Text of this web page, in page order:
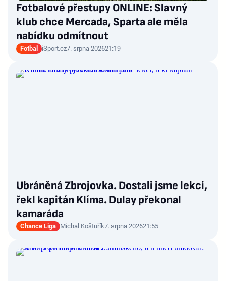
Fotbalové přestupy ONLINE: Slavný
klub chce Mercada, Sparta ale měla
nabídku odmítnout
Fotbal iSport.cz7. srpna 202621:19
Ubráněná Zbrojovka. Dostali jsme lekci,
řekl kapitán Klíma. Dulay překonal
kamaráda
Chance Liga Michal Koštuřík7. srpna 202621:55